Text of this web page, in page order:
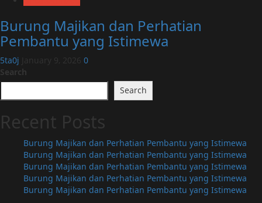
Burung Majikan dan Perhatian
Pembantu yang Istimewa
5ta0j January 9, 2026 0
Search
Search
Recent Posts
Burung Majikan dan Perhatian Pembantu yang Istimewa
Burung Majikan dan Perhatian Pembantu yang Istimewa
Burung Majikan dan Perhatian Pembantu yang Istimewa
Burung Majikan dan Perhatian Pembantu yang Istimewa
Burung Majikan dan Perhatian Pembantu yang Istimewa